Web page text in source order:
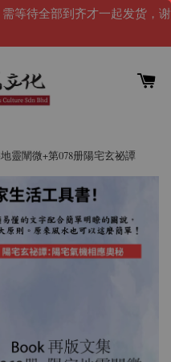
等待全部到齐才一起发货，谢
靈闡微+第078册陽宅玄祕譚